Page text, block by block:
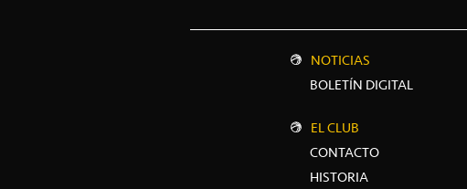
NOTICIAS
BOLETÍN DIGITAL
EL CLUB
CONTACTO
HISTORIA